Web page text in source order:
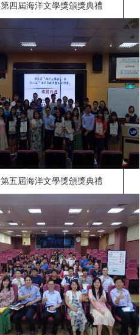
第四屆海洋文學獎頒獎典禮
第五屆海洋文學獎頒獎典禮